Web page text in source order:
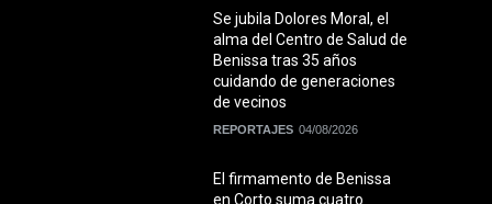
Se jubila Dolores Moral, el
alma del Centro de Salud de
Benissa tras 35 años
cuidando de generaciones
de vecinos
REPORTAJES 04/08/2026
El firmamento de Benissa
en Corto suma cuatro